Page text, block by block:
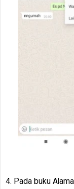
4. Pada buku